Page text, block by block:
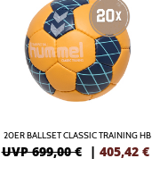
20ER BALLSET CLASSIC TRAINING HB
UVP 699,00 € | 405,42 €